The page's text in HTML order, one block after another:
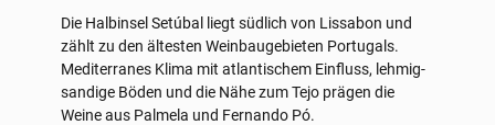
Die Halbinsel Setúbal liegt südlich von Lissabon und
zählt zu den ältesten Weinbaugebieten Portugals.
Mediterranes Klima mit atlantischem Einfluss, lehmig-
sandige Böden und die Nähe zum Tejo prägen die
Weine aus Palmela und Fernando Pó.